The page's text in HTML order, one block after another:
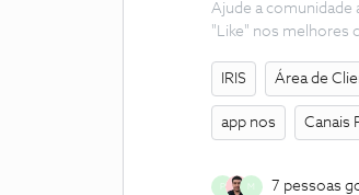
Ajude a comunidade
"Like" nos melhores
IRIS Área de
app nos Canais
M 7 pessoas